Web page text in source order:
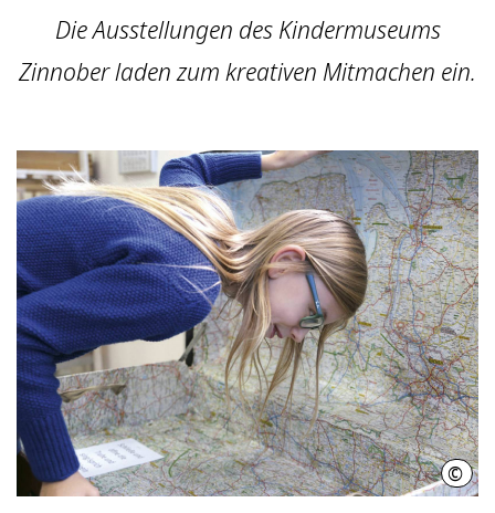
Die Ausstellungen des Kindermuseums
Zinnober laden zum kreativen Mitmachen ein.
©